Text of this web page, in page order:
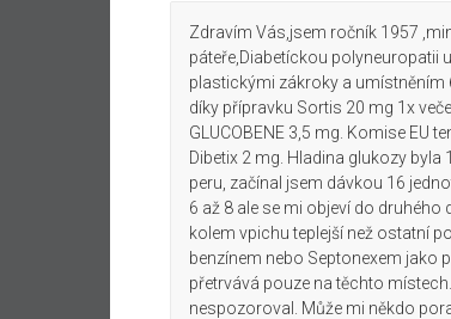
Zdravím Vás,jsem ročník 1957
páteře,Diabetíckou polyneuropatii
plastickými zákroky a umístněním
díky přípravku Sortis 20 mg 1x
GLUCOBENE 3,5 mg. Komise EU
Dibetix 2 mg. Hladina glukozy
peru, začínal jsem dávkou 16
6 až 8 ale se mi objeví do
kolem vpichu teplejší než ostatní
benzínem nebo Septonexem jako
přetrvává pouze na těchto
nespozoroval. Může mi někdo